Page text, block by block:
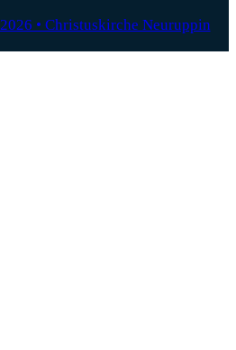
• Christuskirche Neuruppin